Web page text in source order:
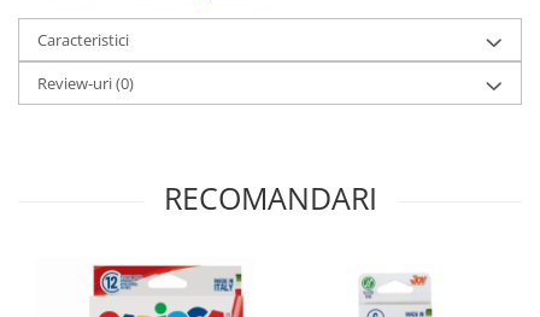
Caracteristici
Review-uri(0)
RECOMANDARI